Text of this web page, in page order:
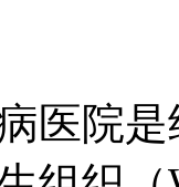
医院